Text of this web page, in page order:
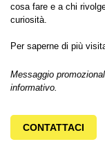
cosa fare e a chi
curiosità.
Per saperne di più
Messaggio
informativo.
CONTATTACI